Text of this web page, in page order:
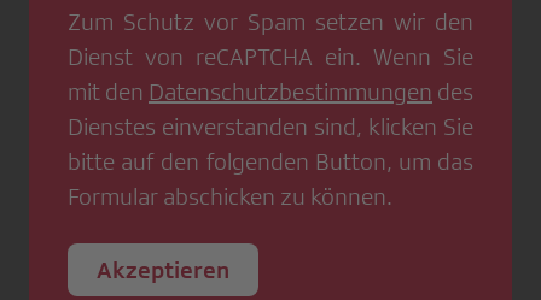
Zum Schutz vor Spam setzen wir den
Dienst von reCAPTCHA ein. Wenn Sie
mit den Datenschutzbestimmungen des
Dienstes einverstanden sind, klicken Sie
bitte auf den folgenden Button, um das
Formular abschicken zu können.
Akzeptieren